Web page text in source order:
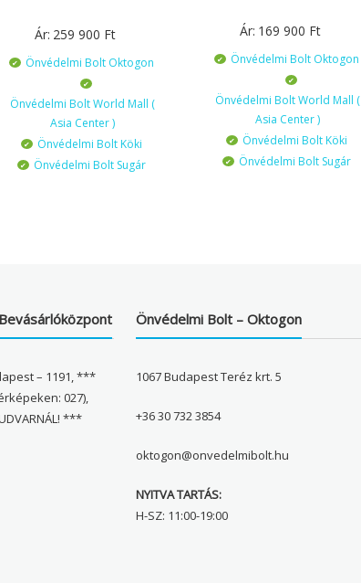
Ár: 259 900 Ft
Önvédelmi Bolt Oktogon
Önvédelmi Bolt World Mall (
Asia Center )
Önvédelmi Bolt Köki
Önvédelmi Bolt Sugár
Ár: 169 900 Ft
Önvédelmi Bolt Oktogon
Önvédelmi Bolt World Mall (
Asia Center )
Önvédelmi Bolt Köki
Önvédelmi Bolt Sugár
– 1191, ***
027),
***
Önvédelmi Bolt – Oktogon
1067 Budapest Teréz krt. 5
+36 30 732 3854
oktogon@onvedelmibolt.hu
NYITVA TARTÁS:
H-SZ: 11:00-19:00